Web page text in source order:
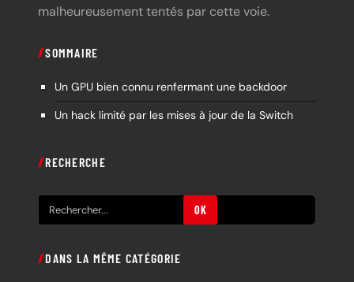
malheureusement tentés par cette voie.
SOMMAIRE
Un GPU bien connu renfermant une backdoor
Un hack limité par les mises à jour de la Switch
RECHERCHE
e
h
OK
DANS LA MÊME CATÉGORIE